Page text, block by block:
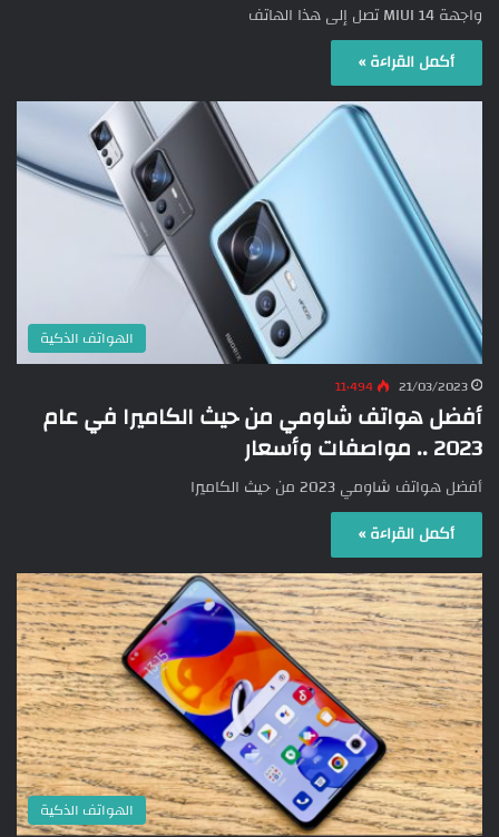
واجهة MIUI 14 تصل إلى هذا الهاتف
أكمل القراءة »
الهواتف الذكية
21/03/2023 11٬494
أفضل هواتف شاومي من حيث الكاميرا في عام
2023 .. مواصفات وأسعار
أفضل هواتف شاومي 2023 من حيث الكاميرا
أكمل القراءة »
الهواتف الذكية